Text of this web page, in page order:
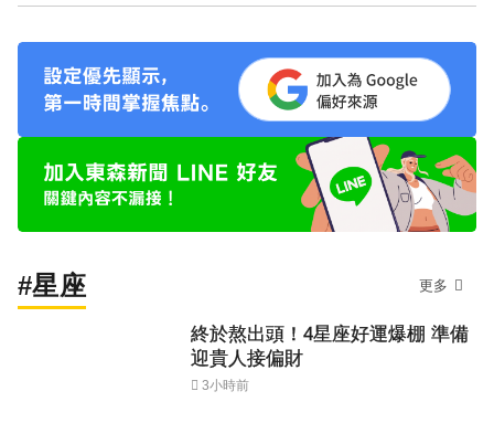
#星座 更多
終於熬出頭！4星座好運爆棚 準備
迎貴人接偏財
3小時前